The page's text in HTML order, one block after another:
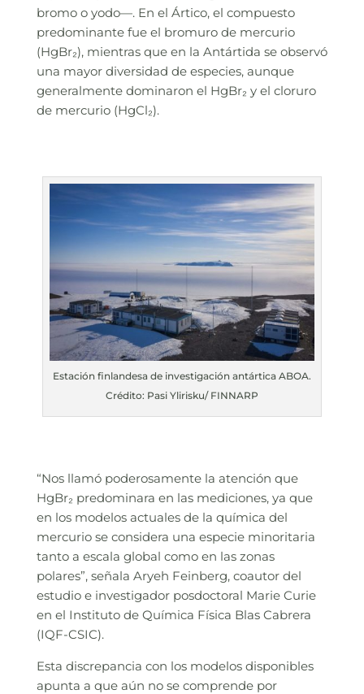
bromo o yodo—. En el Ártico, el compuesto
predominante fue el bromuro de mercurio
(HgBr₂), mientras que en la Antártida se observó
una mayor diversidad de especies, aunque
generalmente dominaron el HgBr₂ y el cloruro
de mercurio (HgCl₂).
Estación finlandesa de investigación antártica ABOA.
Crédito: Pasi Ylirisku/ FINNARP
“Nos llamó poderosamente la atención que
HgBr₂ predominara en las mediciones, ya que
en los modelos actuales de la química del
mercurio se considera una especie minoritaria
tanto a escala global como en las zonas
polares”, señala Aryeh Feinberg, coautor del
estudio e investigador posdoctoral Marie Curie
en el Instituto de Química Física Blas Cabrera
(IQF-CSIC).
Esta discrepancia con los modelos disponibles
apunta a que aún no se comprende por